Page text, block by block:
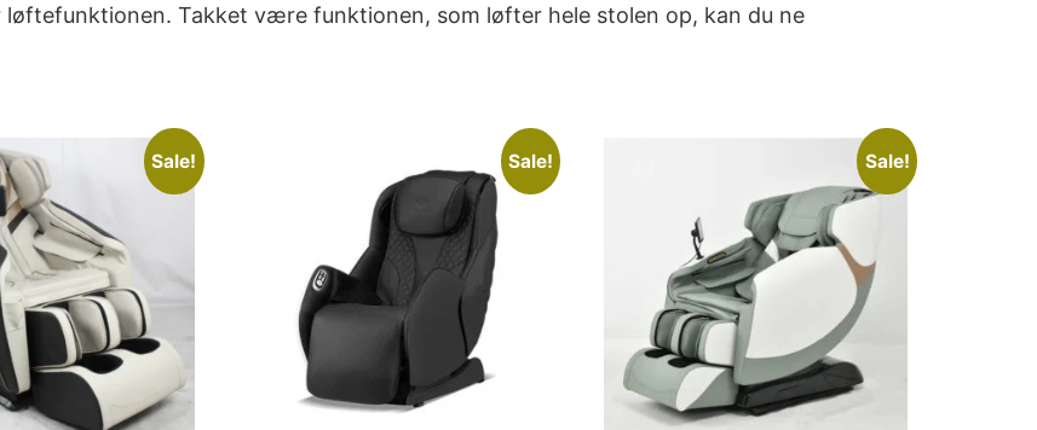
Takket være funktionen, som løfter hele stolen op, kan du ne
Sale! Sale! Sale!